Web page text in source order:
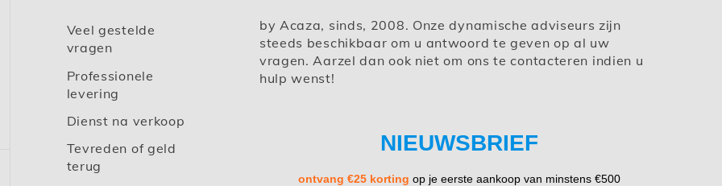
Veel gestelde
vragen
Professionele
levering
Dienst na verkoop
Tevreden of geld
terug
by Acaza, sinds, 2008. Onze dynamische adviseurs zijn
steeds beschikbaar om u antwoord te geven op al uw
vragen. Aarzel dan ook niet om ons te contacteren indien u
hulp wenst!
NIEUWSBRIEF
ontvang €25 korting op je eerste aankoop van minstens €500